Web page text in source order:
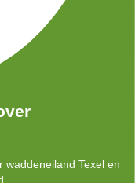
waddeneiland Texel en